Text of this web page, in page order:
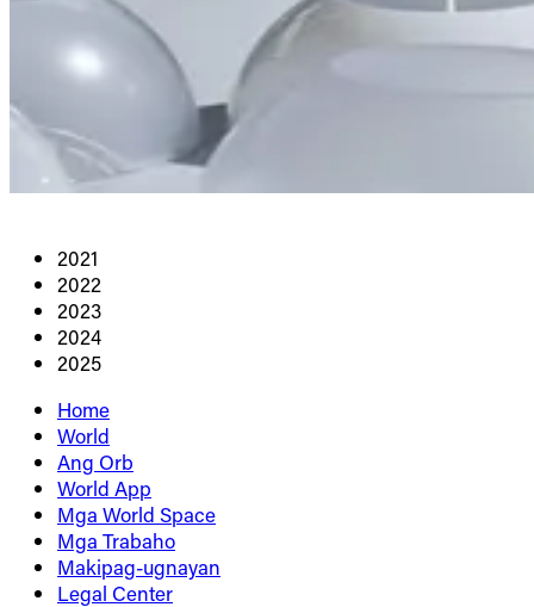
2021
2022
2023
2024
2025
Home
World
Ang Orb
World App
Mga World Space
Mga Trabaho
Makipag-ugnayan
Legal Center